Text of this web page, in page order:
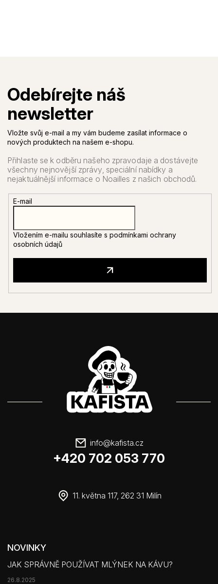
Vložte svůj e-mail a my vám budeme zasílat informace o
nových produktech na našem e-shopu.
E-mail
Vložením e-mailu souhlasíte s podmínkami ochrany
osobních údajů
info@kafista.cz
+420 702 053 770
11. května 117, 262 31 Milín
NOVINKY
JAK SPRÁVNĚ POUŽÍVAT MLÝNEK NA KÁVU?
26.8.2025